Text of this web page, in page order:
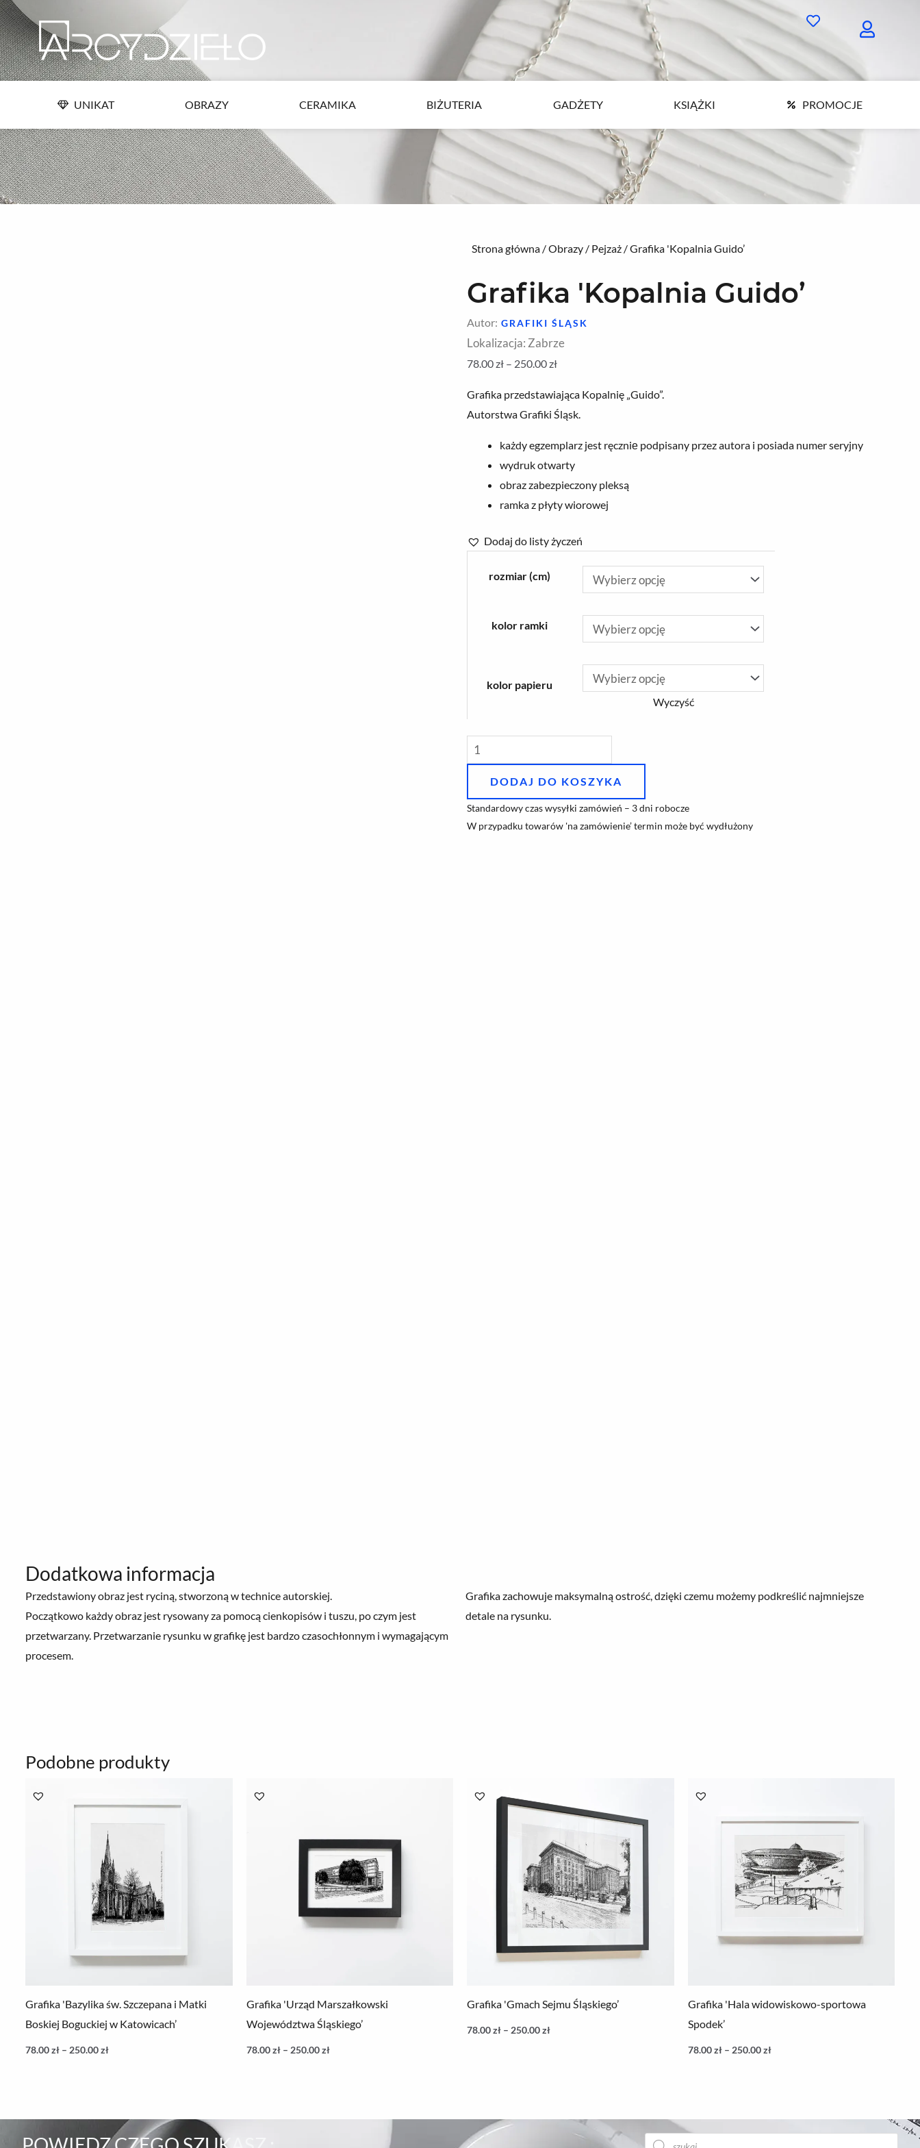
Przejdź
do
treści
UNIKAT OBRAZY CERAMIKA BIŻUTERIA GADŻETY KSIĄŻKI PROMOCJE
GADŻETY KSIĄŻKI PROMOCJE
Strona główna/Obrazy/ Pejzaż/ Grafika 'Kopalnia Guido’
Grafika 'Kopalnia Guido’
Autor: GRAFIKI ŚLĄSK
Lokalizacja: Zabrze
78.00zł – 250.00złZakres
od
78.00 zł
do
250.00 zł
Grafika przedstawiająca Kopalnię „Guido”.
Autorstwa Grafiki Śląsk.
każdy egzemplarz jest ręczniе podpisany przez autora i posiada numer seryjny
wydruk otwarty
obraz zabezpieczony pleksą
ramka z płyty wiorowej
Dodaj do listy życzeń
rozmiar (cm)
kolor ramki
kolor papieru
Wyczyść
Grafika
Guido'
DODAJ DO KOSZYKA
Standardowy czas wysyłki zamówień – 3 dni robocze
W przypadku towarów 'na zamówienie’ termin może być wydłużony
Dodatkowa informacja
Przedstawiony obraz jest ryciną, stworzoną w technice autorskiej.
Początkowo każdy obraz jest rysowany za pomocą cienkopisów i tuszu, po czym jest
przetwarzany. Przetwarzanie rysunku w grafikę jest bardzo czasochłonnym i wymagającym
procesem.
Grafika zachowuje maksymalną ostrość, dzięki czemu możemy podkreślić najmniejsze
detale na rysunku.
Podobne produkty
Grafika 'Bazylika św. Szczepana i Matki
Boskiej Boguckiej w Katowicach’
78.00zł – 250.00zł
od
do
250.00 zł
Grafika 'Urząd Marszałkowski
Województwa Śląskiego’
78.00zł – 250.00zł
Grafika 'Gmach Sejmu Śląskiego’
78.00zł – 250.00zł
od
78.00 zł
250.00 zł
Grafika 'Hala widowiskowo-sportowa
Spodek’
78.00zł – 250.00zł
78.00 zł
250.00 zł
Wyszukiwarka